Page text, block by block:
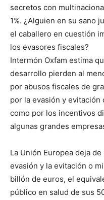
secretos con
1%. ¿Alguien en su sano
el caballero en cuestión
los evasores fiscales?
Intermón Oxfam estima
desarrollo pierden al
por abusos fiscales de
por la evasión y
como por los incentivos
algunas grandes
La Unión Europea deja
evasión y la evitación o
billón de euros, el
público en salud de sus